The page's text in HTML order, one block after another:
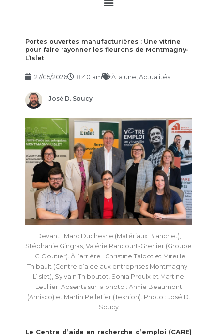
Portes ouvertes manufacturières : Une vitrine
pour faire rayonner les fleurons de Montmagny-
L’Islet
27/05/2026 8:40 am À la une Actualités
José D. Soucy
Devant : Marc Duchesne (Matériaux Blanchet),
Stéphanie Gingras, Valérie Rancourt-Grenier (Groupe
LG Cloutier). À l’arrière : Christine Talbot et Mireille
Thibault (Centre d’aide aux entreprises Montmagny-
L’Islet), Sylvain Thiboutot, Sonia Proulx et Martine
Leullier. Absents sur la photo : Annie Beaumont
(Amisco) et Martin Pelletier (Teknion). Photo : José D.
Soucy
Le Centre d’aide en recherche d’emploi (CARE)